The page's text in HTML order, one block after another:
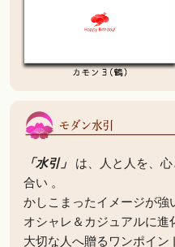
「水引」 は、人と人を、
合い 。
かしこまったイメージが
オシャレ＆カジュアルに進
大切な人へ贈るワンポイン